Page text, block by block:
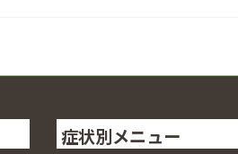
症状別メニュー